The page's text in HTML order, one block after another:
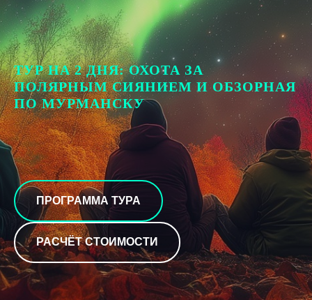
ТУР НА 2 ДНЯ: ОХОТА ЗА
ПОЛЯРНЫМ СИЯНИЕМ И ОБЗОРНАЯ
ПО МУРМАНСКУ
ПРОГРАММА ТУРА
РАСЧЁТ СТОИМОСТИ